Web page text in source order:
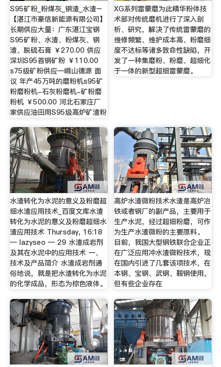
S95矿粉_粉煤灰_钢渣_水渣–
【湛江市豪信新能源有限公司】
长期供应大量：广东湛江宝钢
S95矿粉、水渣、粉煤灰、钢
渣、脱硫石膏 ￥270.00 供应
深圳S95首钢矿粉 ￥110.00
s75级矿粉供应—峨山德源 面
议 年产45万吨的磨粉机s95矿
粉磨粉机-石灰粉磨机-矿粉磨
粉机 ￥500.00 河北石家庄厂
家供应油田用S95级高炉矿渣粉
XG系列雷蒙磨为此精华粉体技
术部对传统磨机进行了深入剖
析、研究，解决了传统雷蒙磨的
维修频繁、维护成本高、粉磨细
度不达标等诸多致命性缺陷，开
发了一种集磨粉、粉磨、超细化
于一体的新型超细雷蒙磨。
水渣转化为水泥的意义及粉磨超
细水渣应用技术_百度文库水渣
转化为水泥的意义及粉磨超细水
渣应用技术 Thursday, 16:18
— lazyseo — 29 水渣成岩剂
及其在水泥中的应用技术 一、
技术及产品简介 水渣成岩剂通
俗地说，就是把水渣转化为水泥
的化学成品，形态为棕色液体。
高炉水渣微粉技术水渣是高炉冶
铁或者钢厂的副产品，主要用于
生产水泥，经过超细粉磨，可作
为生产水渣微粉的主要原料。
目前，我国大型钢铁联合企业正
在广泛应用冲水渣微粉技术，现
在国内引进了几套该项技术，在
本钢、宝钢、武钢、鞍钢使用，
但有些企业存在